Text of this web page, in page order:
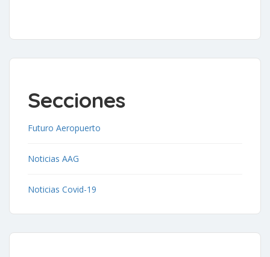
Secciones
Futuro Aeropuerto
Noticias AAG
Noticias Covid-19